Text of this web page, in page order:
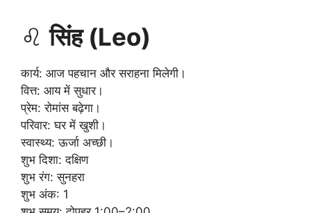
♌सिंह (Leo)
कार्य: आज पहचान और सराहना मिलेगी।
वित्त: आय में सुधार।
प्रेम: रोमांस बढ़ेगा।
परिवार: घर में खुशी।
स्वास्थ्य: ऊर्जा अच्छी।
शुभ दिशा: दक्षिण
शुभ रंग: सुनहरा
शुभ अंक: 1